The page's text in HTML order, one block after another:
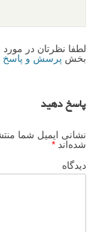
نظرات شما
۱۵ مهر ۱۳۹۷
پاسخ دهید